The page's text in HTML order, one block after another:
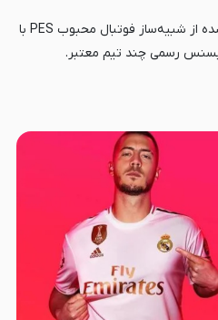
نسخه‌ای به‌روز شده از شبیه‌ساز فوتبال محبوب PES با
رسمی چند تیم معتبر.